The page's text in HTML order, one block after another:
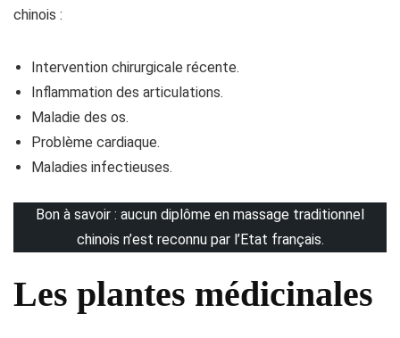
chinois :
Intervention chirurgicale récente.
Inflammation des articulations.
Maladie des os.
Problème cardiaque.
Maladies infectieuses.
Bon à savoir : aucun diplôme en massage traditionnel
chinois n’est reconnu par l’Etat français.
Les plantes médicinales